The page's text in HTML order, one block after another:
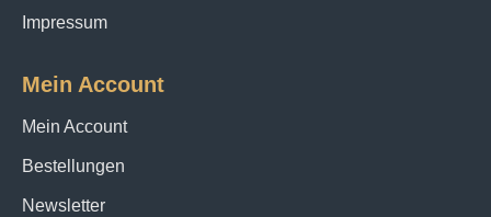
Impressum
Mein Account
Mein Account
Bestellungen
Newsletter